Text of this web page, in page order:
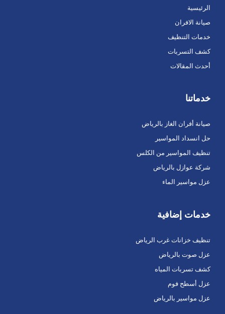
الرئيسية
صيانة الافران
خدمات التنظيف
كشف التسربات
أحدث المقالات
خدماتنا
صيانة أفران الغاز بالرياض
حل انسداد المواسير
تنظيف المواسير من الكلس
شركة عوازل بالرياض
عزل مواسير الماء
خدمات إضافية
تنظيف خزانات غرب الرياض
عزل صوت بالرياض
كشف تسربات المياه
عزل أسطح فوم
عزل مواسير بالرياض